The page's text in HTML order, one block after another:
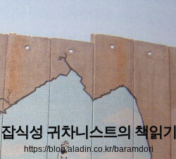
잡식성 귀차니스트의 책읽기
https://blog.aladin.co.kr/baramdori